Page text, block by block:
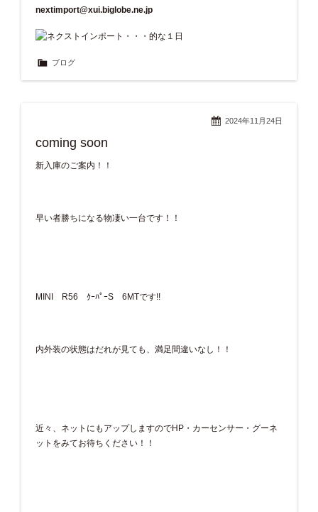
nextimport@xui.biglobe.ne.jp
ブログ
2024年11月24日
coming soon
新入庫のご案内！！
早い者勝ちになる物凄い一台です！！
MINI R56 ｸｰﾊﾟｰS 6MTです!!
内外装の状態はだれが見ても、満足間違いなし！！
近々、ネットにもアップしますのでHP・カーセンサー・グーネ
ットをみてお待ちください！！